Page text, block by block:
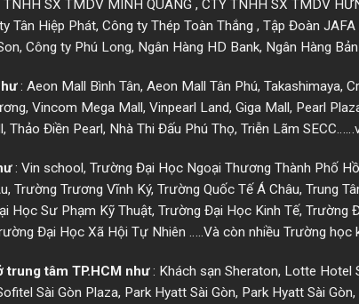
TNHH SX TMDV MINH QUANG , CTY TNHH SX TMDV
Tân Hiệp Phát, Công ty Thép Toàn Thắng , Tập Đoàn
Công ty Phú Long, Ngân Hàng HD Bank, Ngân Hàng
: Aeon Mall Bình Tân, Aeon Mall Tân Phú, Takashimaya,
Vincom Mega Mall, Vinpearl Land, Giga Mall, Pearl
Thảo Điền Pearl, Nhà Thi Đấu Phú Thọ, Triễn Lãm
: Vin school, Trường Đại Học Ngoại Thương Thành Phố
Trường Trương Vĩnh Ký, Trường Quốc Tế Á Châu, Trung
Học Sư Phạm Kỹ Thuật, Trường Đại Học Kinh Tế, Trường
Đại Học Xã Hội Tự Nhiên …..Và còn nhiều Trường học
tâm TP.HCM như: Khách sạn Sheraton, Lotte Hotel
Sài Gòn Plaza, Park Hyatt Sài Gòn, Park Hyatt Sài